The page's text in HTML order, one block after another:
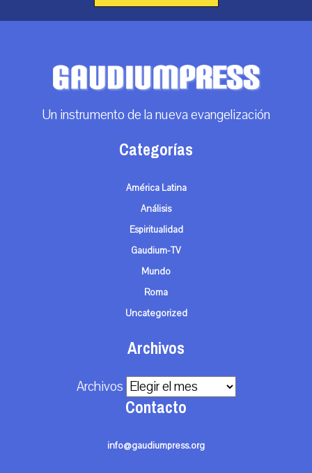
Un instrumento de la nueva evangelización
Categorías
América Latina
Análisis
Espiritualidad
Gaudium-TV
Mundo
Roma
Uncategorized
Archivos
Archivos
Contacto
info@gaudiumpress.org